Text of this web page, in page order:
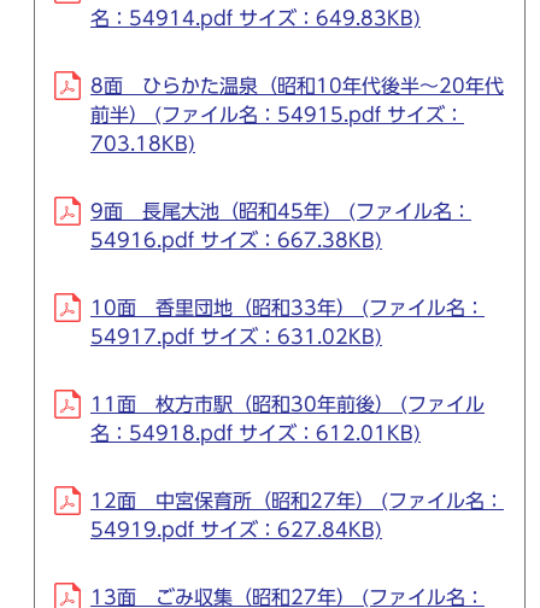
名：54914.pdf サイズ：649.83KB)
8面 ひらかた温泉（昭和10年代後半～20年代
前半） (ファイル名：54915.pdf サイズ：
703.18KB)
9面 長尾大池（昭和45年） (ファイル名：
54916.pdf サイズ：667.38KB)
10面 香里団地（昭和33年） (ファイル名：
54917.pdf サイズ：631.02KB)
11面 枚方市駅（昭和30年前後） (ファイル
名：54918.pdf サイズ：612.01KB)
12面 中宮保育所（昭和27年） (ファイル名：
54919.pdf サイズ：627.84KB)
13面 ごみ収集（昭和27年） (ファイル名：